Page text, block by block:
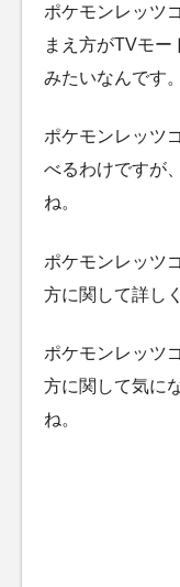
ポケモンレッツ
まえ方がTVモー
みたいなんです。
ポケモンレッツ
べるわけですが
ね。
ポケモンレッツ
方に関して詳し
ポケモンレッツ
方に関して気に
ね。